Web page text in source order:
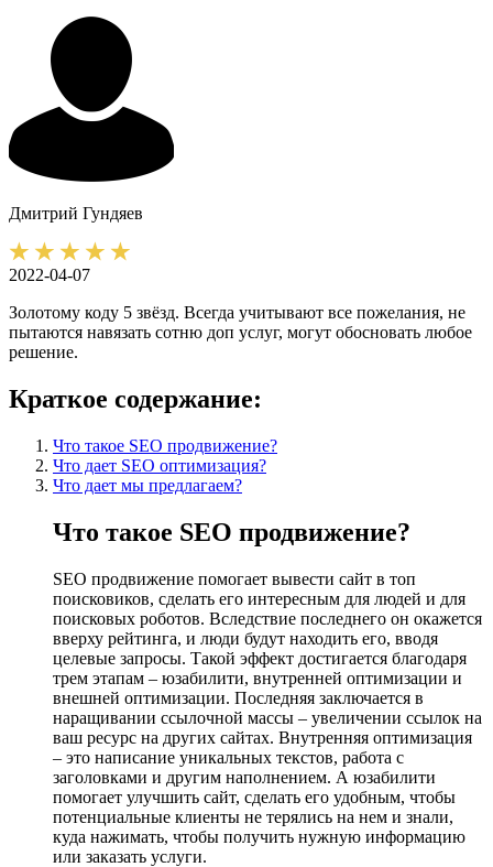
Дмитрий Гундяев
2022-04-07
Золотому коду 5 звёзд. Всегда учитывают все пожелания, не
пытаются навязать сотню доп услуг, могут обосновать любое
решение.
Краткое содержание:
Что такое SEO продвижение?
Что дает SEO оптимизация?
Что дает мы предлагаем?
Что такое SEO продвижение?
SEO продвижение помогает вывести сайт в топ
поисковиков, сделать его интересным для людей и для
поисковых роботов. Вследствие последнего он окажется
вверху рейтинга, и люди будут находить его, вводя
целевые запросы. Такой эффект достигается благодаря
трем этапам – юзабилити, внутренней оптимизации и
внешней оптимизации. Последняя заключается в
наращивании ссылочной массы – увеличении ссылок на
ваш ресурс на других сайтах. Внутренняя оптимизация
– это написание уникальных текстов, работа с
заголовками и другим наполнением. А юзабилити
помогает улучшить сайт, сделать его удобным, чтобы
потенциальные клиенты не терялись на нем и знали,
куда нажимать, чтобы получить нужную информацию
или заказать услуги.